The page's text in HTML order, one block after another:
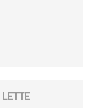
LETTE